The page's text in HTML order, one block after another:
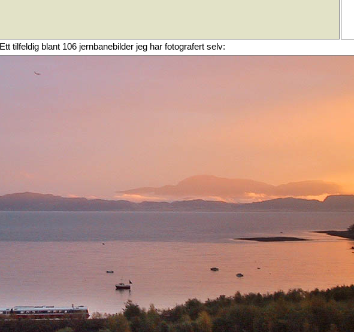
Ett tilfeldig blant 106 jernbanebilder jeg har fotografert selv: